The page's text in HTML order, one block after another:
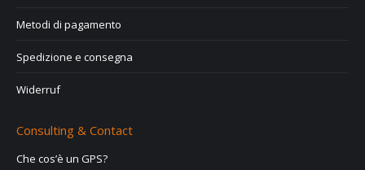
Metodi di pagamento
Spedizione e consegna
Widerruf
Consulting & Contact
Che cos’è un GPS?